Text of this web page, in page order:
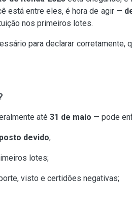
está entre eles, é hora de agir —
nos primeiros lotes.
para declarar
até 31 de maio — pode
devido;
lotes;
visto e certidões negativas;